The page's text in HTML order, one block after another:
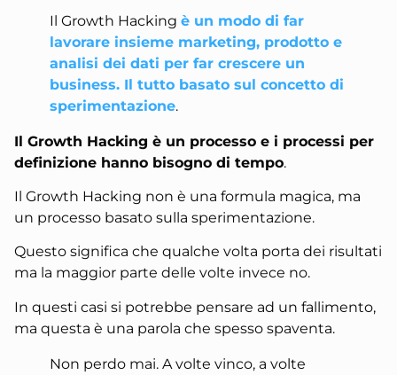
Il Growth Hacking è un modo di far
lavorare insieme marketing, prodotto e
analisi dei dati per far crescere un
business. Il tutto basato sul concetto di
sperimentazione.
Il Growth Hacking è un processo e i processi per
definizione hanno bisogno di tempo.
Il Growth Hacking non è una formula magica, ma
un processo basato sulla sperimentazione.
Questo significa che qualche volta porta dei risultati
ma la maggior parte delle volte invece no.
In questi casi si potrebbe pensare ad un fallimento,
ma questa è una parola che spesso spaventa.
Non perdo mai. A volte vinco, a volte